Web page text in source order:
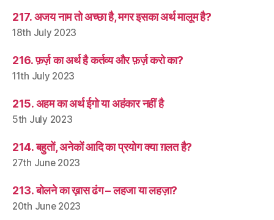
217. अजय नाम तो अच्छा है, मगर इसका अर्थ मालूम है?
18th July 2023
216. फ़र्ज़ का अर्थ है कर्तव्य और फ़र्ज़ करो का?
11th July 2023
215. अहम का अर्थ ईगो या अहंकार नहीं है
5th July 2023
214. बहुतों, अनेकों आदि का प्रयोग क्या ग़लत है?
27th June 2023
213. बोलने का ख़ास ढंग – लहजा या लहज़ा?
20th June 2023